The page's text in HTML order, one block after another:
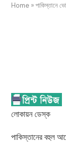
Home » পাকিস্তানে
লোকায়ন ডেস্ক
পাকিস্তানের বহুল